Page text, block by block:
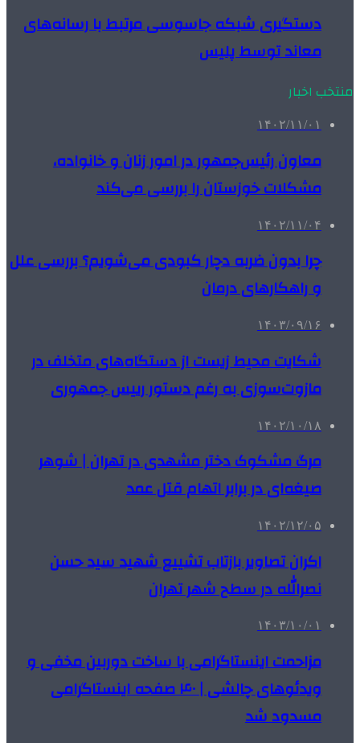
دستگیری شبکه جاسوسی مرتبط با رسانه‌های
معاند توسط پلیس
منتخب اخبار
۱۴۰۲/۱۱/۰۱
معاون رئیس‌جمهور در امور زنان و خانواده،
مشکلات خوزستان را بررسی می‌کند
۱۴۰۲/۱۱/۰۴
چرا بدون ضربه دچار کبودی می‌شویم؟ بررسی علل
و راهکارهای درمان
۱۴۰۳/۰۹/۱۶
شکایت محیط زیست از دستگاه‌های متخلف در
مازوت‌سوزی به رغم دستور رییس جمهوری
۱۴۰۲/۱۰/۱۸
مرگ مشکوک دختر مشهدی در تهران | شوهر
صیغه‌ای در برابر اتهام قتل عمد
۱۴۰۲/۱۲/۰۵
اکران تصاویر بازتاب تشییع شهید سید حسن
نصرالله در سطح شهر تهران
۱۴۰۳/۱۰/۰۱
مزاحمت اینستاگرامی با ساخت دوربین مخفی و
ویدئوهای چالشی | ۴۰ صفحه اینستاگرامی
مسدود شد